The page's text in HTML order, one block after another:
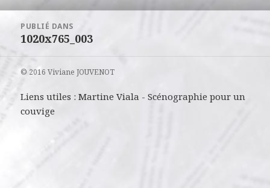
l’article
PUBLIÉ DANS
1020x765_003
© 2016 Viviane JOUVENOT
Liens utiles :Martine Viala -Scénographie pour un
couvige